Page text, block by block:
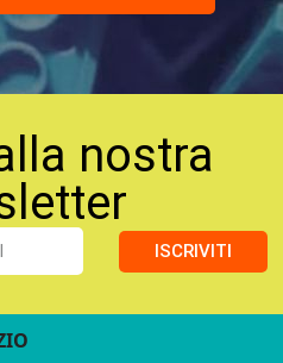
nostra
ISCRIVITI